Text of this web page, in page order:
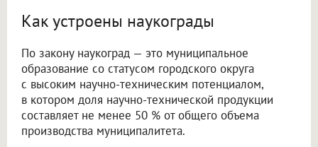
Как устроены наукограды
По закону наукоград — это муниципальное
образование со статусом городского округа
с высоким научно-техническим потенциалом,
в котором доля научно-технической продукции
составляет не менее 50 % от общего объема
производства муниципалитета.